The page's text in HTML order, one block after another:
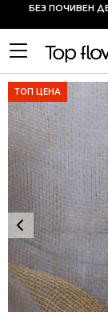
БЕЗ ПОЧИВЕН
ТОП ЦЕНА